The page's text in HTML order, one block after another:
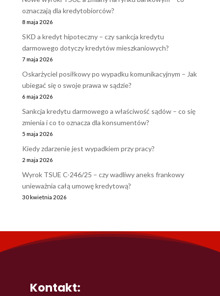
oznaczają dla kredytobiorców?
8 maja 2026
SKD a kredyt hipoteczny – czy sankcja kredytu
darmowego dotyczy kredytów mieszkaniowych?
7 maja 2026
Oskarżyciel posiłkowy po wypadku komunikacyjnym – Jak
ubiegać się o swoje prawa w sądzie?
6 maja 2026
Sankcja kredytu darmowego a właściwość sądów – co się
zmienia i co to oznacza dla konsumentów?
5 maja 2026
Kiedy zdarzenie jest wypadkiem przy pracy?
2 maja 2026
Wyrok TSUE C-246/25 – czy wadliwy aneks frankowy
unieważnia całą umowę kredytową?
30 kwietnia 2026
Kontakt: